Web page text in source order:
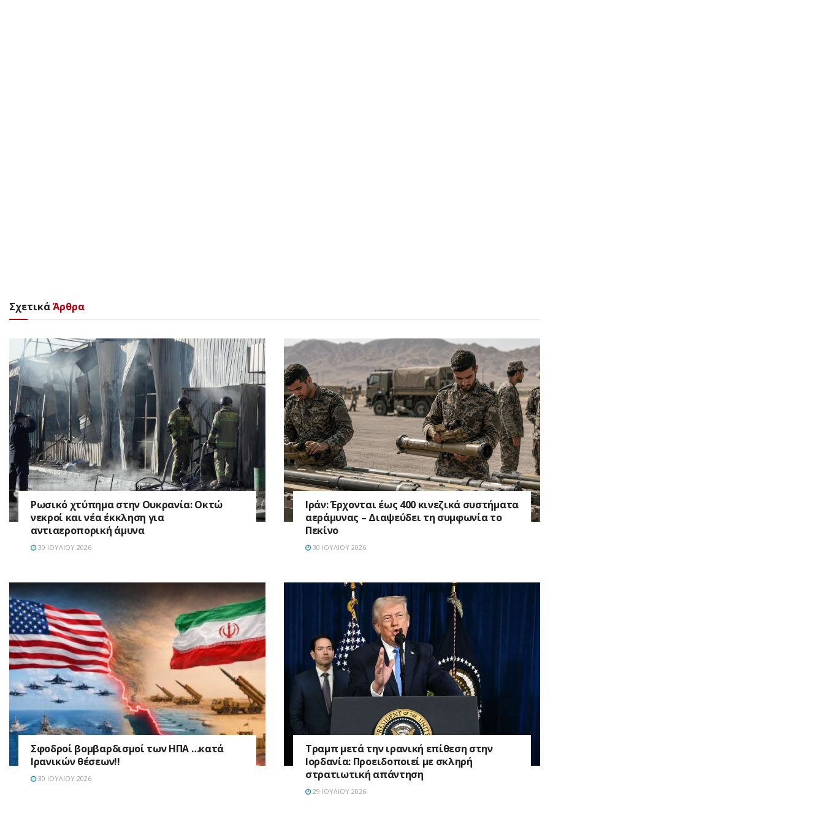
ΣχετικάΆρθρα
Ρωσικό χτύπημα στην Ουκρανία: Οκτώ
νεκροί και νέα έκκληση για
αντιαεροπορική άμυνα
30 ΙΟΥΛΊΟΥ 2026
Ιράν: Έρχονται έως 400 κινεζικά συστήματα
αεράμυνας – Διαψεύδει τη συμφωνία το
Πεκίνο
30 ΙΟΥΛΊΟΥ 2026
Σφοδροί βομβαρδισμοί των ΗΠΑ …κατά
Ιρανικών θέσεων!!
30 ΙΟΥΛΊΟΥ 2026
Τραμπ μετά την ιρανική επίθεση στην
Ιορδανία: Προειδοποιεί με σκληρή
στρατιωτική απάντηση
29 ΙΟΥΛΊΟΥ 2026